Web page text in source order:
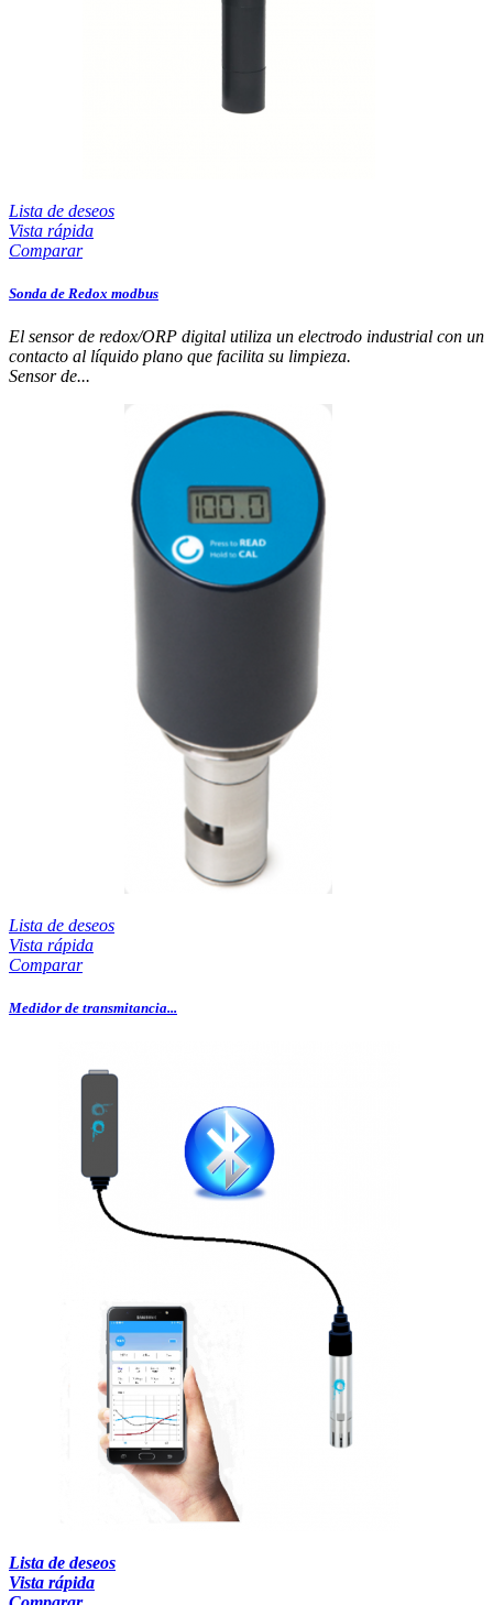
Lista de deseos
Vista rápida
Comparar
Sonda de Redox modbus
El sensor de redox/ORP digital utiliza un electrodo industrial con un
contacto al líquido plano que facilita su limpieza.
Sensor de...
Lista de deseos
Vista rápida
Comparar
Medidor de transmitancia...
Lista de deseos
Vista rápida